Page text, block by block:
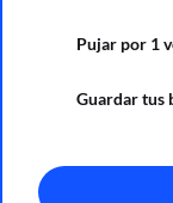
Pujar por 1
Guardar tus